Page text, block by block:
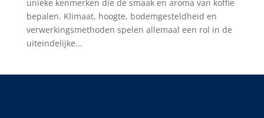
unieke kenmerken die de smaak en aroma van koffie
bepalen. Klimaat, hoogte, bodemgesteldheid en
verwerkingsmethoden spelen allemaal een rol in de
uiteindelijke...